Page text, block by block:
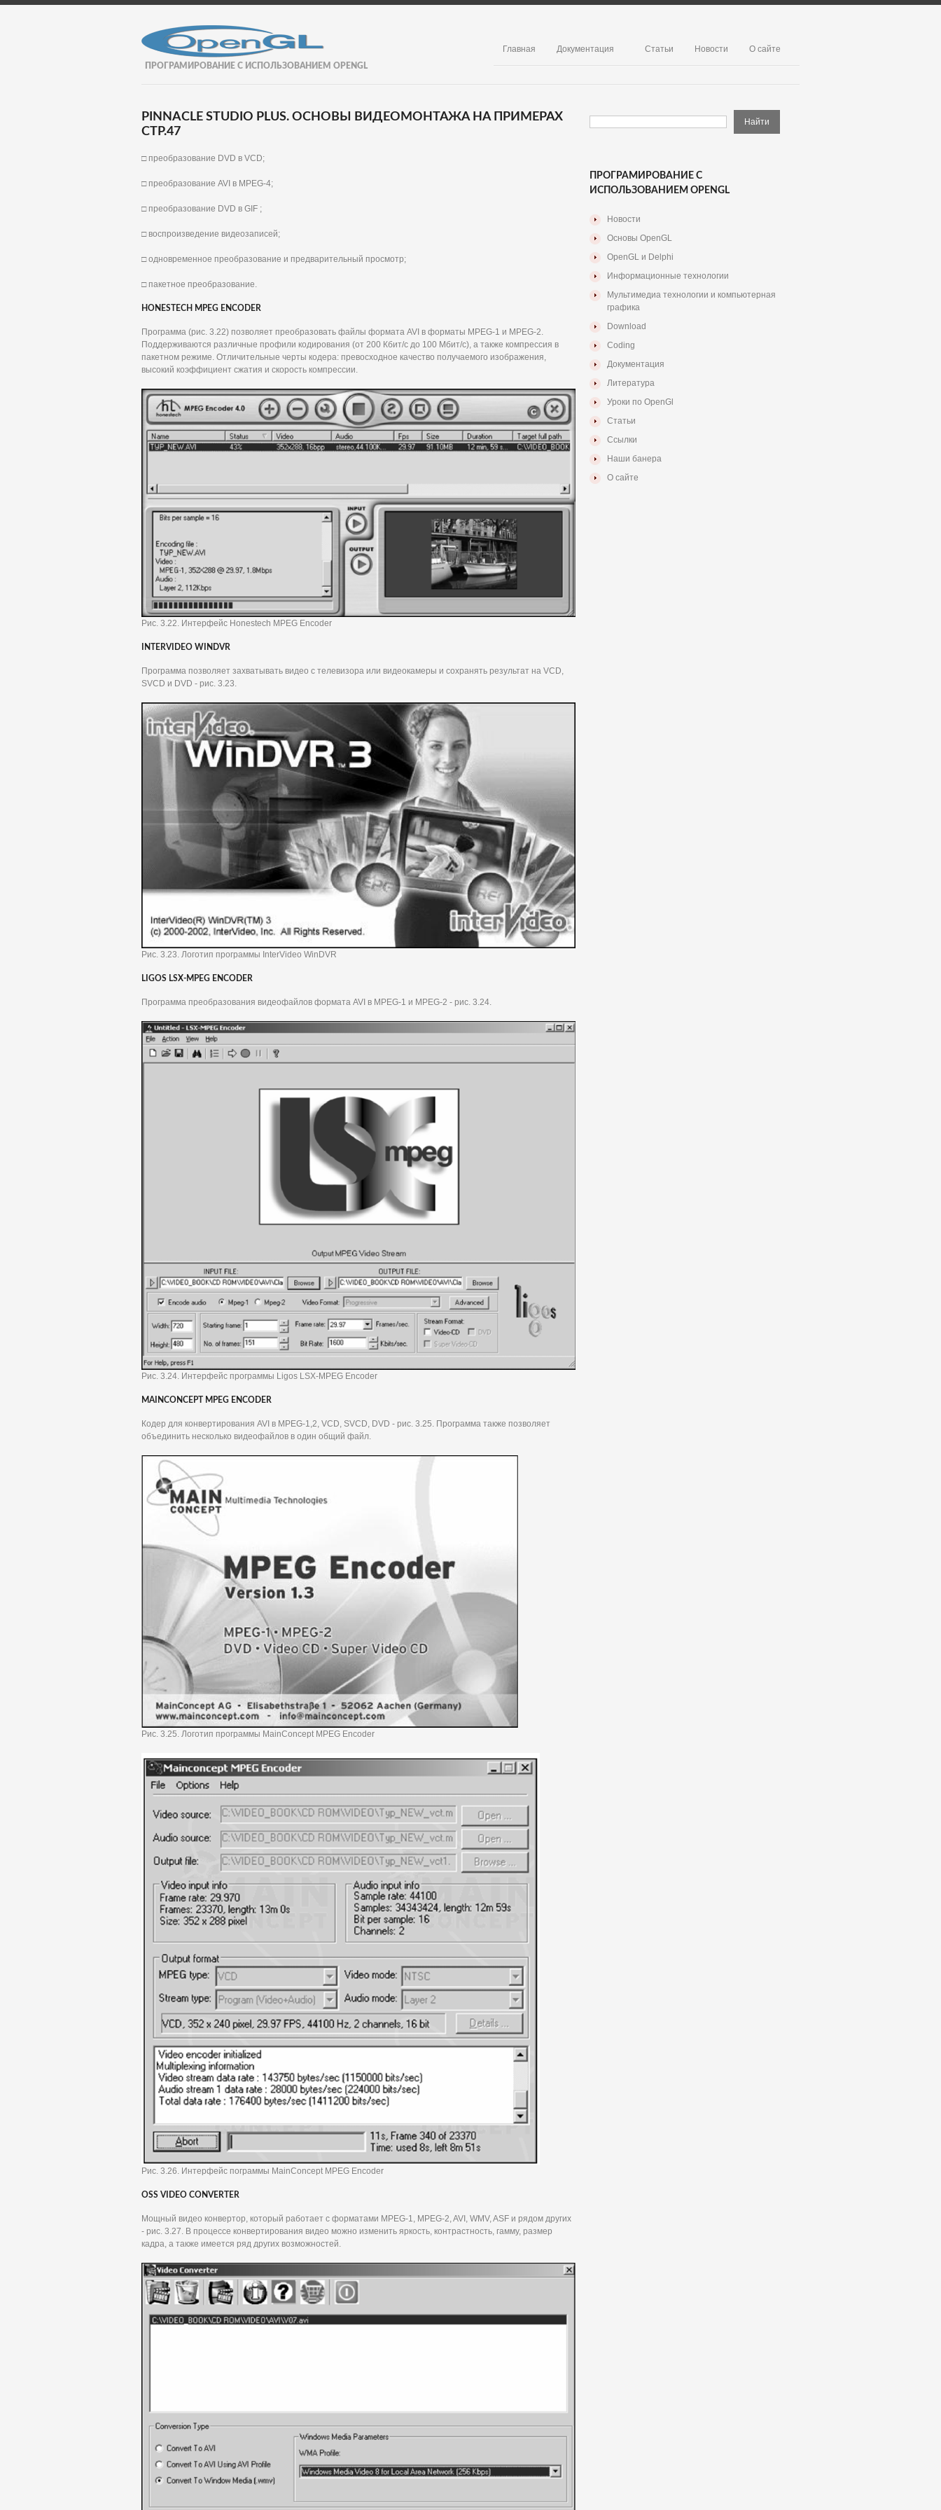
ПРОГРАМИРОВАНИЕ С ИСПОЛЬЗОВАНИЕМ OPENGL
Главная Документация Статьи Новости О сайте
PINNACLE STUDIO PLUS. ОСНОВЫ ВИДЕОМОНТАЖА НА ПРИМЕРАХ
СТР.47
□ преобразование DVD в VCD;
□ преобразование AVI в MPEG-4;
□ преобразование DVD в GIF ;
□ воспроизведение видеозаписей;
□ одновременное преобразование и предварительный просмотр;
□ пакетное преобразование.
HONESTECH MPEG ENCODER
Программа (рис. 3.22) позволяет преобразовать файлы формата AVI в форматы MPEG-1 и MPEG-2.
Поддерживаются различные профили кодирования (от 200 Кбит/с до 100 Мбит/с), а также компрессия в
пакетном режиме. Отличительные черты кодера: превосходное качество получаемого изображения,
высокий коэффициент сжатия и скорость компрессии.
Рис. 3.22. Интерфейс Honestech MPEG Encoder
INTERVIDEO WINDVR
Программа позволяет захватывать видео с телевизора или видеокамеры и сохранять результат на VCD,
SVCD и DVD - рис. 3.23.
Рис. 3.23. Логотип программы InterVideo WinDVR
LIGOS LSX-MPEG ENCODER
Программа преобразования видеофайлов формата AVI в MPEG-1 и MPEG-2 - рис. 3.24.
Рис. 3.24. Интерфейс программы Ligos LSX-MPEG Encoder
MAINCONCEPT MPEG ENCODER
Кодер для конвертирования AVI в MPEG-1,2, VCD, SVCD, DVD - рис. 3.25. Программа также позволяет
объединить несколько видеофайлов в один общий файл.
Рис. 3.25. Логотип программы MainConcept MPEG Encoder
Рис. 3.26. Интерфейс пограммы MainConcept MPEG Encoder
OSS VIDEO CONVERTER
Мощный видео конвертор, который работает с форматами MPEG-1, MPEG-2, AVI, WMV, ASF и рядом других
- рис. 3.27. В процессе конвертирования видео можно изменить яркость, контрастность, гамму, размер
кадра, а также имеется ряд других возможностей.
ПРОГРАМИРОВАНИЕ С
ИСПОЛЬЗОВАНИЕМ OPENGL
Новости
Основы OpenGL
OpenGL и Delphi
Информационные технологии
Мультимедиа технологии и компьютерная
графика
Download
Coding
Документация
Литература
Уроки по OpenGl
Статьи
Ссылки
Наши банера
О сайте